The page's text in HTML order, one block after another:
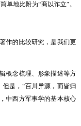
单地比附为“商以诈立”。
作的比较研究，是我们更
概念梳理、形象描述等方
是，“百川异源，而皆归
中西方军事学的基本核心